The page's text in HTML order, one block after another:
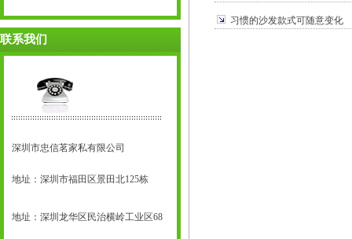
联系我们
深圳市忠信茗家私有限公司
地址：深圳市福田区景田北125栋
地址：深圳龙华区民治横岭工业区68
习惯的沙发款式可随意变化